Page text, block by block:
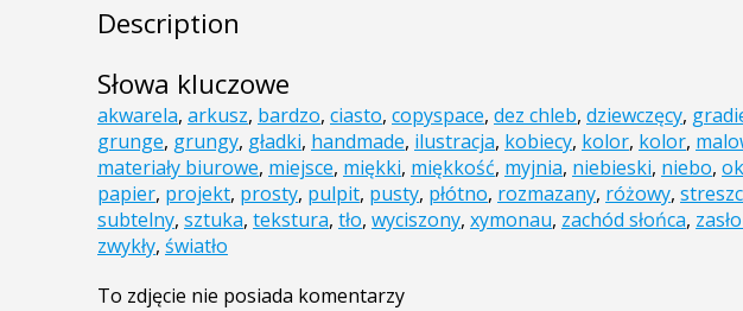
Description
Słowa kluczowe
akwarela, arkusz, bardzo, ciasto, copyspace, dez chleb, dziewczęcy,
grunge, grungy, gładki, handmade, ilustracja, kobiecy, kolor, kolor,
materiały biurowe, miejsce, miękki, miękkość, myjnia, niebieski, niebo,
papier, projekt, prosty, pulpit, pusty, płótno, rozmazany, różowy,
subtelny, sztuka, tekstura, tło, wyciszony, xymonau, zachód słońca,
zwykły, światło
To zdjęcie nie posiada komentarzy